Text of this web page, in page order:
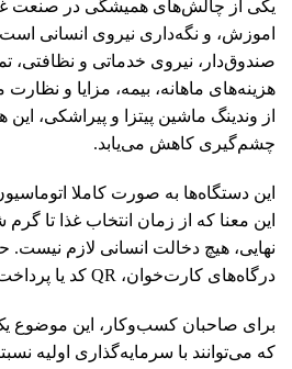
یکی از چالش‌های همیشگی در صنعت
اموزش، و نگه‌داری نیروی انسانی است.
صندوق‌دار، نیروی خدماتی و نظافتی،
هزینه‌های ماهانه، بیمه، مزایا و
از وندینگ ماشین‌ پیتزا و پیراشکی، این
چشم‌گیری کاهش می‌یابد.
این دستگاه‌ها به‌ صورت کاملا
این معنا که از زمان انتخاب غذا تا
نهایی، هیچ دخالت انسانی لازم نیست.
درگاه‌های کارت‌خوان، QR کد یا پرداخت موبایلی انجام می‌شود.
برای صاحبان کسب‌وکار، این موضوع
که می‌توانند با سرمایه‌گذاری اولیه